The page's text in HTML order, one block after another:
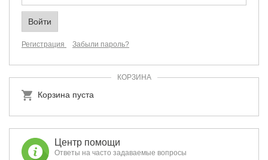
Регистрация Забыли пароль?
КОРЗИНА
Корзина пуста
Центр помощи
Ответы на часто задаваемые вопросы